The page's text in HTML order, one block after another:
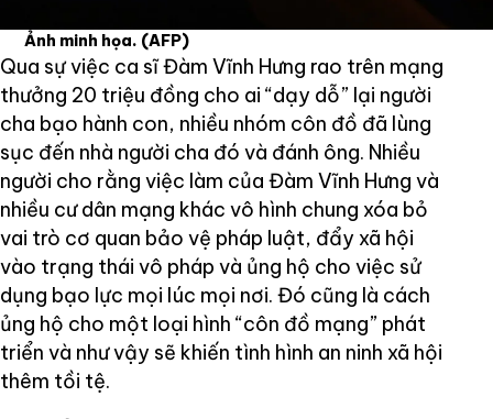
Ảnh minh họa. (AFP)
Qua sự việc ca sĩ Đàm Vĩnh Hưng rao trên mạng
thưởng 20 triệu đồng cho ai “dạy dỗ” lại người
cha bạo hành con, nhiều nhóm côn đồ đã lùng
sục đến nhà người cha đó và đánh ông. Nhiều
người cho rằng việc làm của Đàm Vĩnh Hưng và
nhiều cư dân mạng khác vô hình chung xóa bỏ
vai trò cơ quan bảo vệ pháp luật, đẩy xã hội
vào trạng thái vô pháp và ủng hộ cho việc sử
dụng bạo lực mọi lúc mọi nơi. Đó cũng là cách
ủng hộ cho một loại hình “côn đồ mạng” phát
triển và như vậy sẽ khiến tình hình an ninh xã hội
thêm tồi tệ.